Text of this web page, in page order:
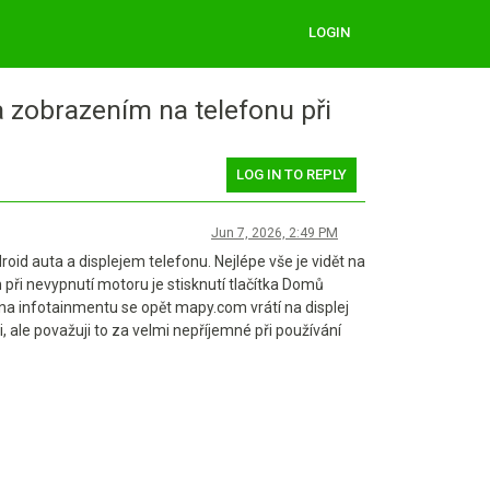
LOGIN
na telefonu při
LOG IN TO REPLY
Jun 7, 2026, 2:49 PM
auta a displejem telefonu. Nejlépe vše je vidět na
nevypnutí motoru je stisknutí tlačítka Domů
infotainmentu se opět mapy.com vrátí na displej
považuji to za velmi nepříjemné při používání